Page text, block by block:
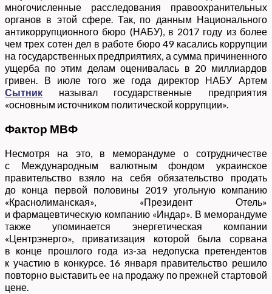
многочисленные расследования правоохранительных
органов в этой сфере. Так, по данным Национального
антикоррупционного бюро (НАБУ), в 2017 году из более
чем трех сотен дел в работе бюро 49 касались коррупции
на государственных предприятиях, а сумма причиненного
ущерба по этим делам оценивалась в 20 миллиардов
гривен. В июле того же года директор НАБУ Артем
Сытник называл государственные предприятия
«основным источником политической коррупции».
Фактор МВФ
Несмотря на это, в меморандуме о сотрудничестве
с Международным валютным фондом украинское
правительство взяло на себя обязательство продать
до конца первой половины 2019 угольную компанию
«Краснолиманская», «Президент Отель»
и фармацевтическую компанию «Индар». В меморандуме
также упоминается энергетическая компании
«Центрэнерго», приватизация которой была сорвана
в конце прошлого года из-за недопуска претендентов
к участию в конкурсе. 16 января правительство решило
повторно выставить ее на продажу по прежней стартовой
цене.